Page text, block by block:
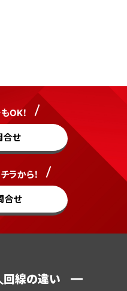
OK！
合せ
ラから！
合せ
回線の違い